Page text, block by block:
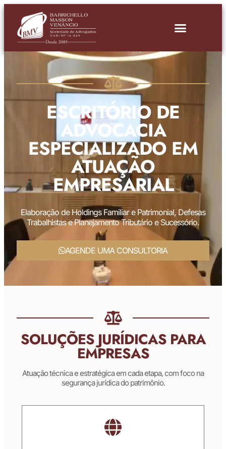
ESCRITÓRIO DE
ADVOCACIA
ESPECIALIZADO EM
ATUAÇÃO
EMPRESARIAL
Elaboração de Holdings Familiar e Patrimonial, Defesas
Trabalhistas e Planejamento Tributário e Sucessório.
AGENDE UMA CONSULTORIA
SOLUÇÕES JURÍDICAS PARA
EMPRESAS
Atuação técnica e estratégica em cada etapa, com foco na
segurança jurídica do patrimônio.